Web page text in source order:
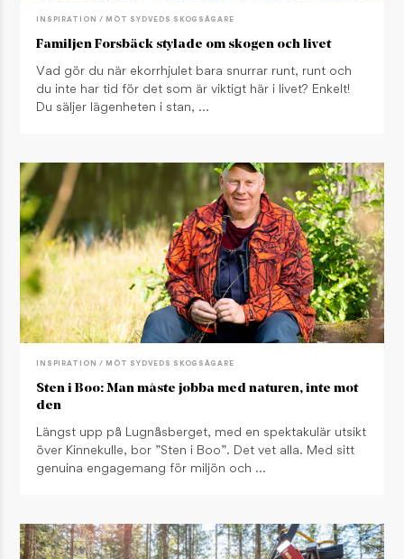
INSPIRATION / MÖT SYDVEDS SKOGSÄGARE
Familjen Forsbäck stylade om skogen och livet
Vad gör du när ekorrhjulet bara snurrar runt, runt och
du inte har tid för det som är viktigt här i livet? Enkelt!
Du säljer lägenheten i stan, …
INSPIRATION / MÖT SYDVEDS SKOGSÄGARE
Sten i Boo: Man måste jobba med naturen, inte mot
den
Längst upp på Lugnåsberget, med en spektakulär utsikt
över Kinnekulle, bor ”Sten i Boo”. Det vet alla. Med sitt
genuina engagemang för miljön och …